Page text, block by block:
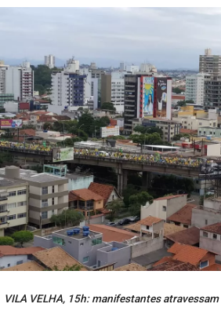
VILA VELHA, 15h: manifestantes